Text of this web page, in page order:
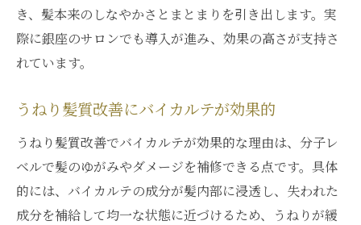
き、髪本来のしなやかさとまとまりを引き出します。実
際に銀座のサロンでも導入が進み、効果の高さが支持さ
れています。
うねり髪質改善にバイカルテが効果的
うねり髪質改善でバイカルテが効果的な理由は、分子レ
ベルで髪のゆがみやダメージを補修できる点です。具体
的には、バイカルテの成分が髪内部に浸透し、失われた
成分を補給して均一な状態に近づけるため、うねりが緩